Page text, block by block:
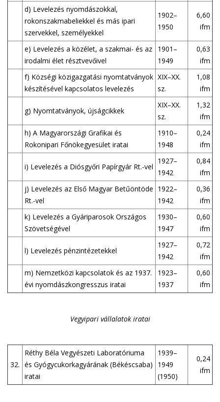
d) Levelezés nyomdászokkal,
rokonszakmabeliekkel és más ipari
szervekkel, személyekkel
1902–
1950
6,60
ifm
e) Levelezés a közélet, a szakmai- és az
irodalmi élet résztvevőivel
1901–
1949
0,63
ifm
f) Községi közigazgatási nyomtatványok
készítésével kapcsolatos levelezés
XIX–XX.
sz.
1,08
ifm
g) Nyomtatványok, újságcikkek
XIX–XX.
sz.
1,32
ifm
h) A Magyarországi Grafikai és
Rokonipari Főnökegyesület iratai
1910–
1948
0,24
ifm
i) Levelezés a Diósgyőri Papírgyár Rt.-vel
1927–
1942
0,84
ifm
j) Levelezés az Első Magyar Betűöntöde
Rt.-vel
1922–
1942
0,36
ifm
k) Levelezés a Gyáriparosok Országos
Szövetségével
1930–
1947
0,60
ifm
l) Levelezés pénzintézetekkel
1927–
1942
0,72
ifm
m) Nemzetközi kapcsolatok és az 1937.
évi nyomdászkongresszus iratai
1923–
1937
0,60
ifm
Vegyipari vállalatok iratai
32.
Réthy Béla Vegyészeti Laboratóriuma
és Gyógycukorkagyárának (Békéscsaba)
iratai
1939–
1949
(1950)
0,24
ifm